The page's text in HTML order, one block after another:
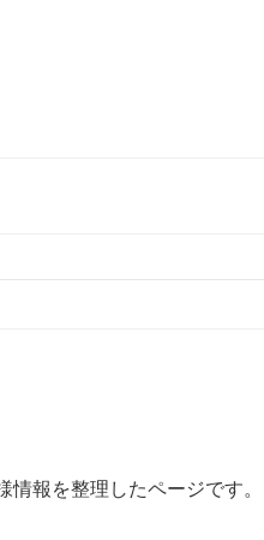
報を整理したページです。